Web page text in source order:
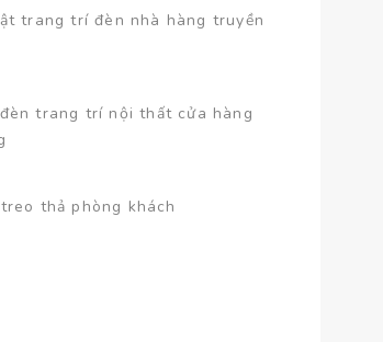
trang trí đèn nhà hàng truyền
đèn trang trí nội thất cửa hàng
thả phòng khách